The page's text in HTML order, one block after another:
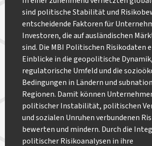
sind politische Stabilität und
entscheidende Faktoren für
Investoren, die auf ausländischen
sind. Die MBI Politischen Risikodaten
Einblicke in die geopolitische
regulatorische Umfeld und die
Bedingungen in Ländern und
Regionen. Damit können
politischer Instabilität, politischen
und sozialen Unruhen verbundenen
bewerten und mindern. Durch die
politischer Risikoanalysen in ihre